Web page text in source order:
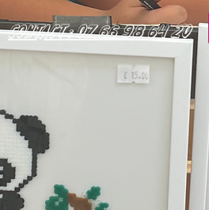
Contact : 07 66 98 64 20